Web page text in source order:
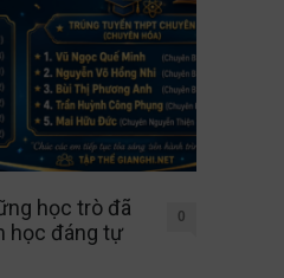
học trò đã
học đáng tự
0